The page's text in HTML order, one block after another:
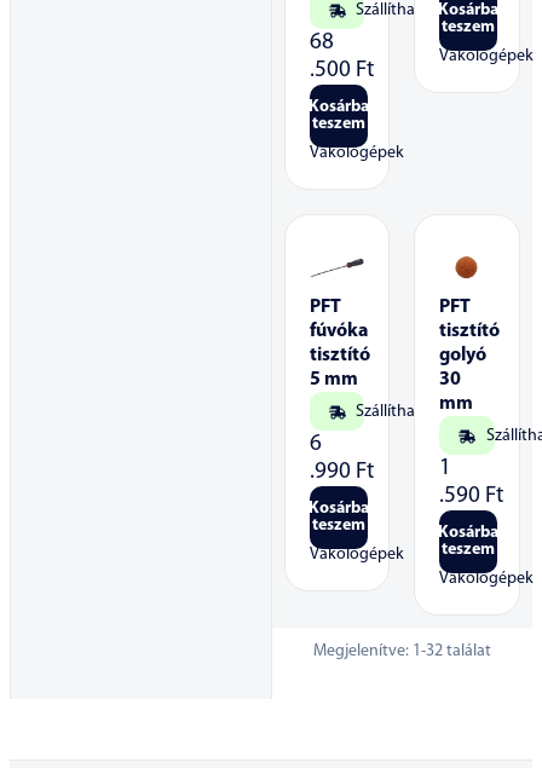
Szállítható
68
.500 Ft
Kosárba
teszem
Vakológépek
Kosárba
teszem
Vakológépek
PFT
fúvóka
tisztító
5 mm
Szállítható
6
.990 Ft
Kosárba
teszem
Vakológépek
PFT
tisztító
golyó
30
mm
1
.590 Ft
Kosárba
teszem
Vakológépek
Megjelenítve: 1-32találat